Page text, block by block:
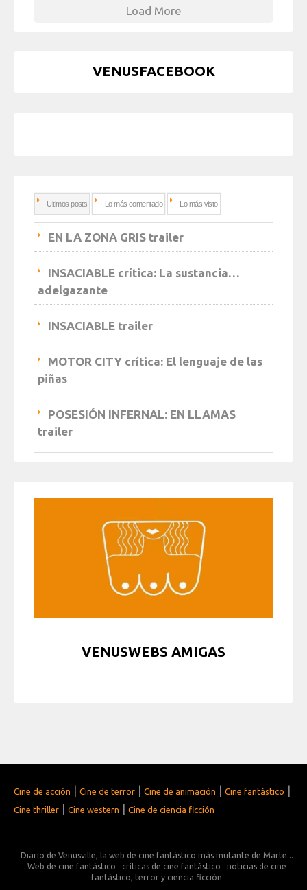
Load More
VENUSFACEBOOK
Ultimos posts Lo más comentado Lo más visto
EN LA ZONA GRIS trailer
INSACIABLE crítica: La sustancia…
adelgazante
INSACIABLE trailer
MOTOR CITY crítica: El lenguaje de las
piñas
POSESIÓN INFERNAL: EN LLAMAS
trailer
VENUSWEBS AMIGAS
Cine de acción | Cine de terror | Cine de animación | Cine fantástico |
Cine thriller | Cine western | Cine de ciencia ficción
Diario de Venusville, la web de cine fantástico más mutante de Marte...
Web de cine fantástico
críticas de cine fantástico
noticias de cine
fantástico, terror y ciencia ficción